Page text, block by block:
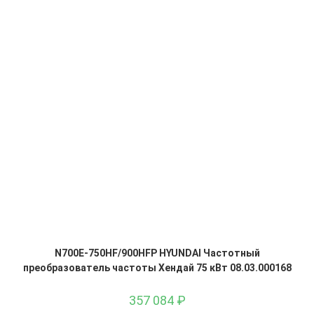
N700E-750HF/900HFP HYUNDAI Частотный
преобразователь частоты Хендай 75 кВт 08.03.000168
357 084 ₽